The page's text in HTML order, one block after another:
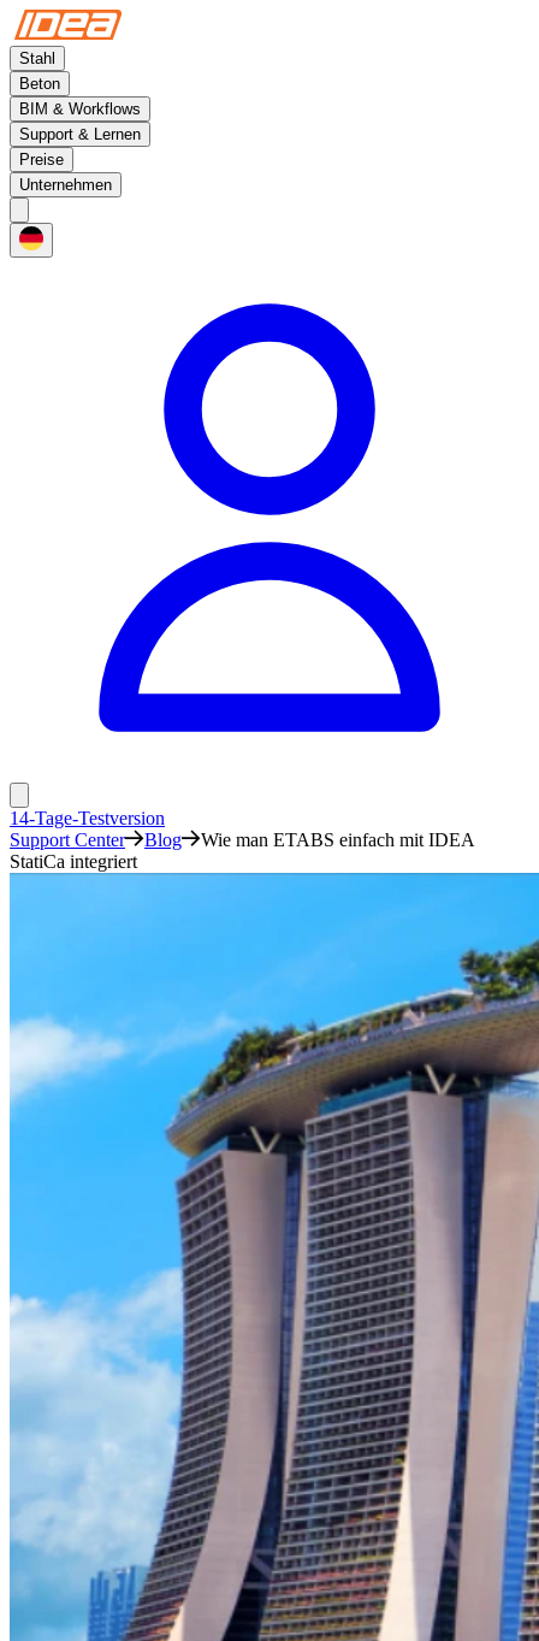
Stahl
Beton
BIM & Workflows
Support & Lernen
Preise
Unternehmen
14-Tage-Testversion
Support Center
Blog
Wie man ETABS einfach mit IDEA
StatiCa integriert